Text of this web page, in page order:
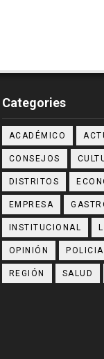
Categories
ACADÉMICO
CONSEJOS
DISTRITOS
EMPRESA
INSTITUCIONAL
OPINIÓN
REGIÓN SALUD